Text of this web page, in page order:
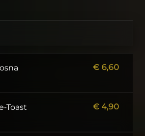
€ 6,60
Toast € 4,90